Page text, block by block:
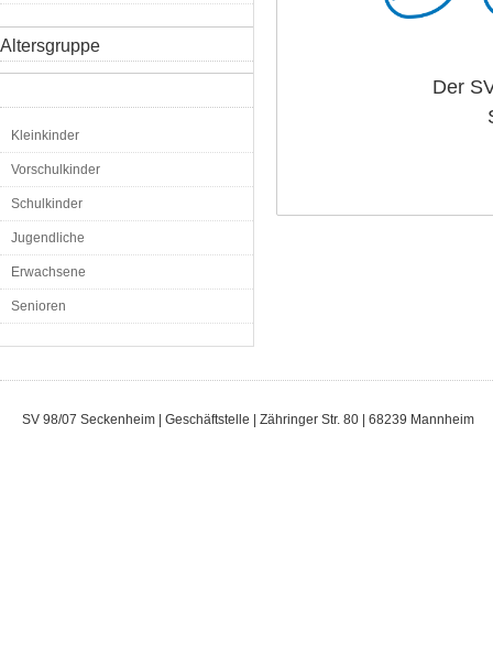
Altersgruppe
Kleinkinder
Vorschulkinder
Schulkinder
Jugendliche
Erwachsene
Senioren
Der
SV 98/07 Seckenheim | Geschäftstelle | Zähringer Str. 80 | 68239 Mannheim